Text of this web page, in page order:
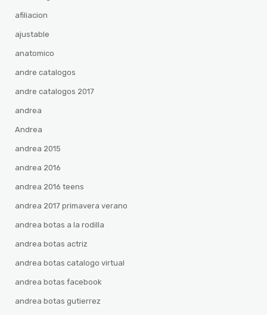
afiliacion
ajustable
anatomico
andre catalogos
andre catalogos 2017
andrea
Andrea
andrea 2015
andrea 2016
andrea 2016 teens
andrea 2017 primavera verano
andrea botas a la rodilla
andrea botas actriz
andrea botas catalogo virtual
andrea botas facebook
andrea botas gutierrez